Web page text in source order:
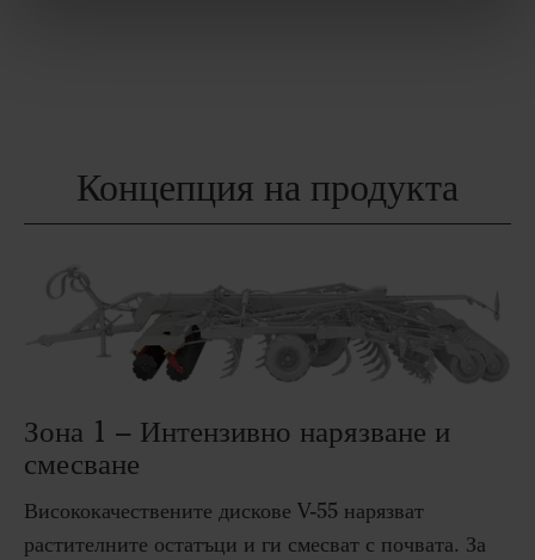
Концепция на продукта
Зона 1 – Интензивно нарязване и
смесване
Висококачествените дискове V-55 нарязват
растителните остатъци и ги смесват с почвата. За